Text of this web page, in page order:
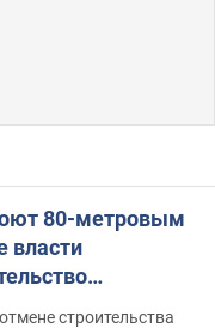
80-метровым
власти
строительства